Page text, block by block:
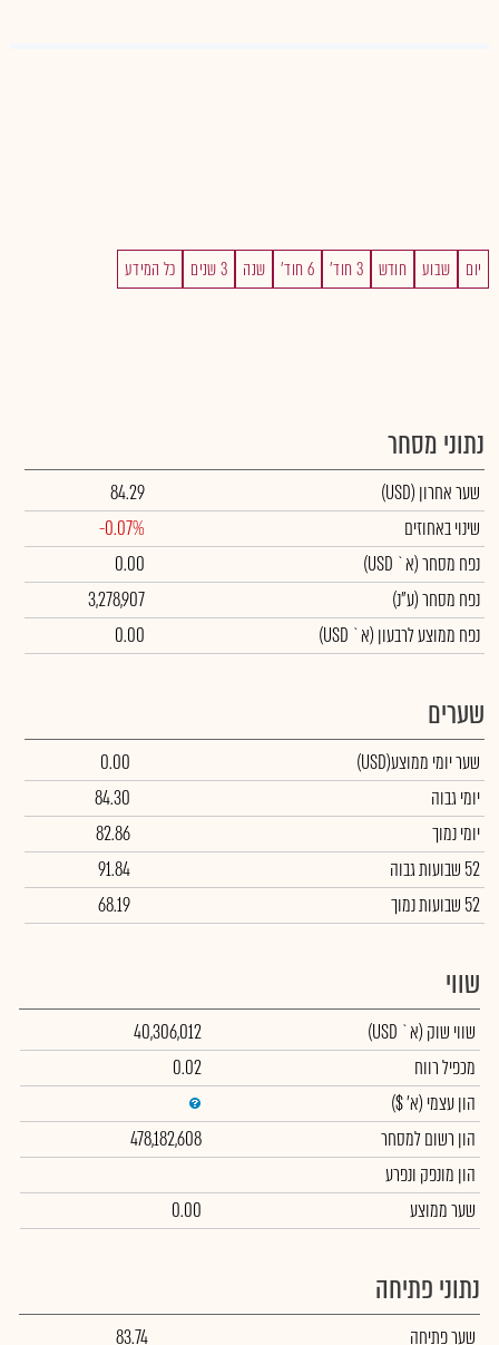
יום שבוע חודש 3 חוד' 6 חוד' שנה 3 שנים כל המידע
נתוני מסחר
שער אחרון (USD)
84.29
שינוי באחוזים
-0.07%
נפח מסחר(א` USD)
0.00
נפח מסחר(ע"נ)
3,278,907
נפח ממוצע לרבעון (א` USD)
0.00
שערים
שער יומי ממוצע(USD)
0.00
יומי גבוה
84.30
יומי נמוך
82.86
52 שבועות גבוה
91.84
52 שבועות נמוך
68.19
שווי
שווי שוק (א` USD)
40,306,012
מכפיל רווח
0.02
הון עצמי (א' $)
הון רשום למסחר
478,182,608
הון מונפק ונפרע
שער ממוצע
0.00
נתוני פתיחה
שער פתיחה 83.74